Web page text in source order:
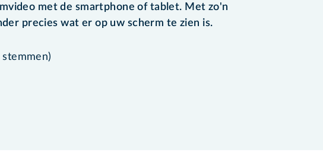
met de smartphone of tablet. Met zo'n
precies wat er op uw scherm te zien is.
stemmen)